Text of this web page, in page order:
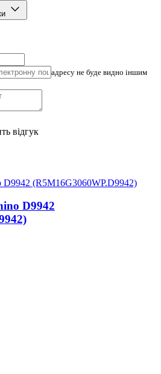
адресу не буде видно іншим
відгук
D9942